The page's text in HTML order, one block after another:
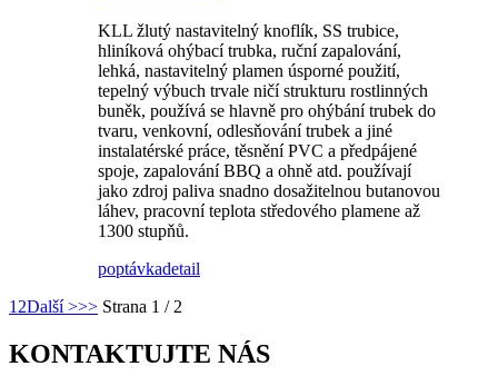
KLL žlutý nastavitelný knoflík, SS trubice,
hliníková ohýbací trubka, ruční zapalování,
lehká, nastavitelný plamen úsporné použití,
tepelný výbuch trvale ničí strukturu rostlinných
buněk, používá se hlavně pro ohýbání trubek do
tvaru, venkovní, odlesňování trubek a jiné
instalatérské práce, těsnění PVC a předpájené
spoje, zapalování BBQ a ohně atd. používají
jako zdroj paliva snadno dosažitelnou butanovou
láhev, pracovní teplota středového plamene až
1300 stupňů.
poptávkadetail
1 2Další >>> Strana 1 / 2
KONTAKTUJTE NÁS